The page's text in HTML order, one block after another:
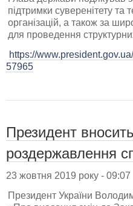
підтримки суверенітету та
організацій, а також за
для проведення
https://
57965
Президент
роздержавлення
23 жовтня 2019 року - 09:07
Президент України